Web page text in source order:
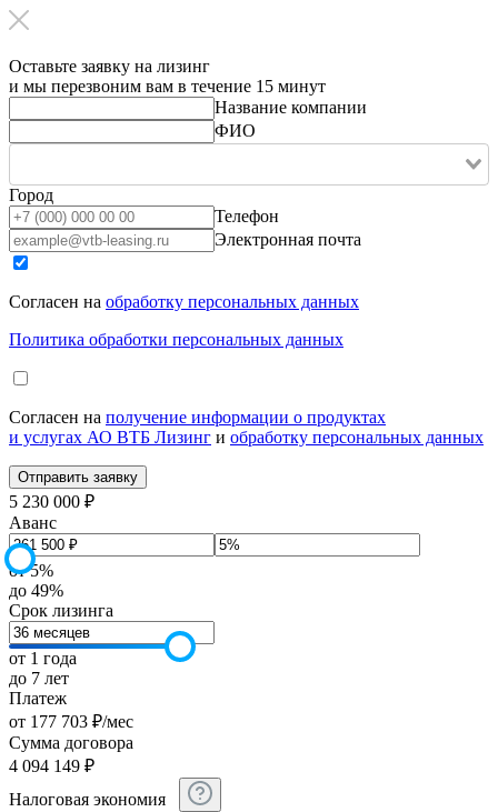
Оставьте заявку на лизинг
и мы перезвоним вам в течение 15 минут
Название компании
ФИО
Город
Телефон
Электронная почта
Согласен на обработку персональных данных
Политика обработки персональных данных
Согласен на получение информации о продуктах
и услугах АО ВТБ Лизинг и обработку персональных данных
5 230 000 ₽
Аванс
от 5%
до 49%
Срок лизинга
от 1 года
до 7 лет
Платеж
от 177 703 ₽/мес
Сумма договора
4 094 149 ₽
Налоговая экономия